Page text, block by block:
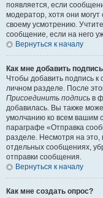
появляется, если
модератор, хотя они
своему усмотрению.
сообщение, если на него
Вернуться к началу
Как мне добавить
Чтобы добавить подпись
личном разделе. После
Присоединить подпись в
добавилась. Вы также
умолчанию ко всем вашим
параграфе «Отправка
разделе. Несмотря на
отдельных сообщениях,
отправки сообщения.
Вернуться к началу
Как мне создать опрос?